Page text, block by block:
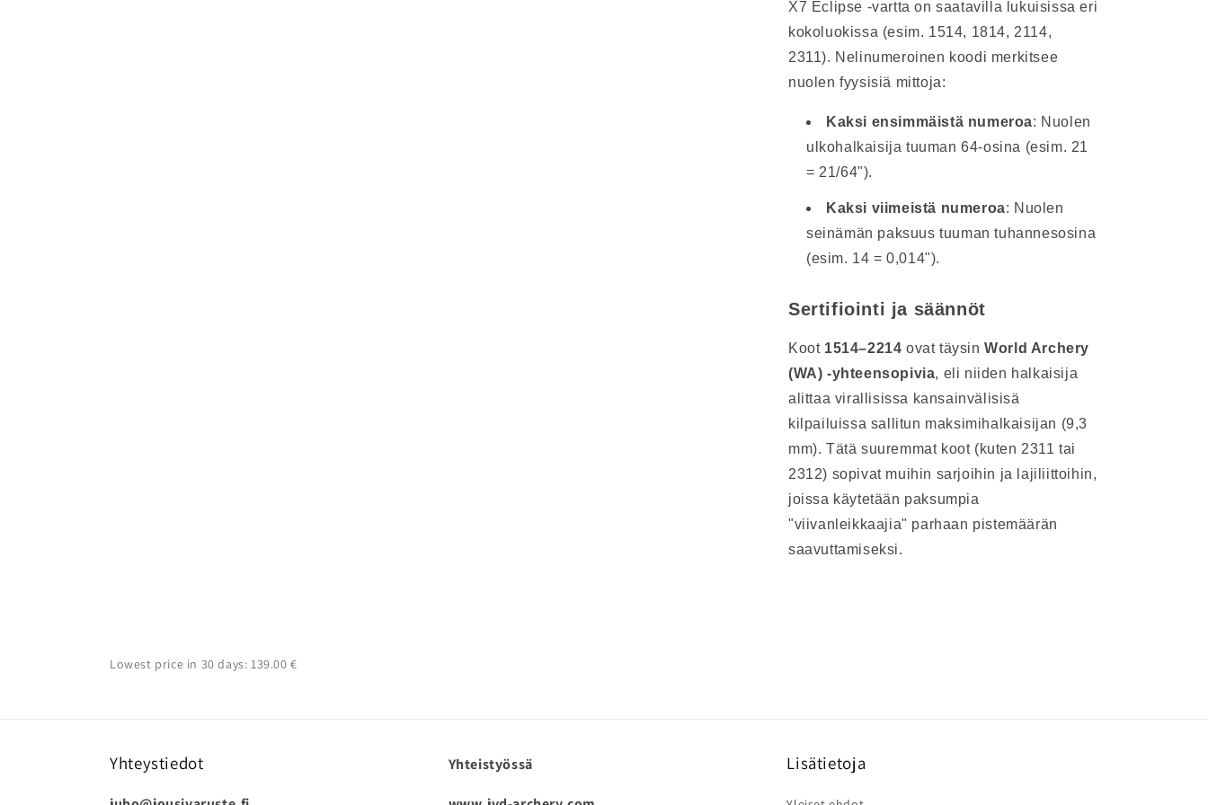
X7 Eclipse -vartta on saatavilla lukuisissa eri
kokoluokissa (esim. 1514, 1814, 2114,
2311). Nelinumeroinen koodi merkitsee
nuolen fyysisiä mittoja:
Kaksi ensimmäistä numeroa: Nuolen
ulkohalkaisija tuuman 64-osina (esim. 21
= 21/64").
Kaksi viimeistä numeroa: Nuolen
seinämän paksuus tuuman tuhannesosina
(esim. 14 = 0,014").
Sertifiointi ja säännöt
Koot 1514–2214 ovat täysinWorld Archery
(WA) -yhteensopivia, eli niiden halkaisija
alittaa virallisissa kansainvälisisä
kilpailuissa sallitun maksimihalkaisijan (9,3
mm). Tätä suuremmat koot (kuten 2311 tai
2312) sopivat muihin sarjoihin ja lajiliittoihin,
joissa käytetään paksumpia
"viivanleikkaajia" parhaan pistemäärän
saavuttamiseksi.
Lowest price in 30 days: 139.00 €
Yhteystiedot Yhteistyössä Lisätietoja